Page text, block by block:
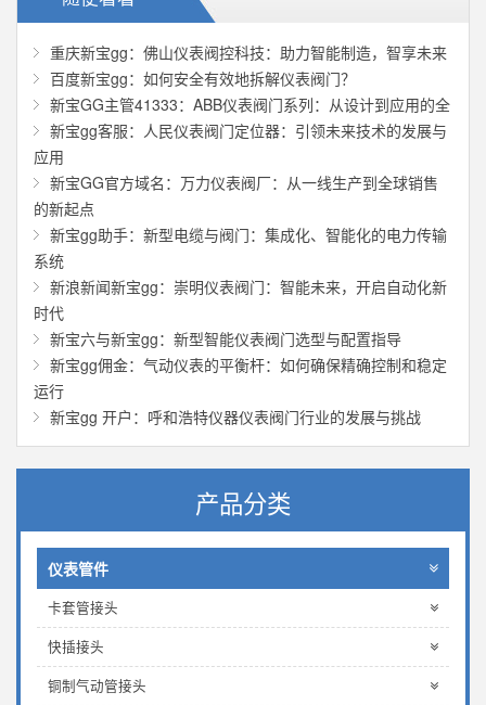
重庆新宝gg：佛山仪表阀控科技：助力智能制造，智享未来
百度新宝gg：如何安全有效地拆解仪表阀门？
新宝GG主管41333：ABB仪表阀门系列：从设计到应用的全
新宝gg客服：人民仪表阀门定位器：引领未来技术的发展与
应用
新宝GG官方域名：万力仪表阀厂：从一线生产到全球销售
的新起点
新宝gg助手：新型电缆与阀门：集成化、智能化的电力传输
系统
新浪新闻新宝gg：崇明仪表阀门：智能未来，开启自动化新
时代
新宝六与新宝gg：新型智能仪表阀门选型与配置指导
新宝gg佣金：气动仪表的平衡杆：如何确保精确控制和稳定
运行
新宝gg 开户：呼和浩特仪器仪表阀门行业的发展与挑战
产品分类
仪表管件
卡套管接头
快插接头
铜制气动管接头